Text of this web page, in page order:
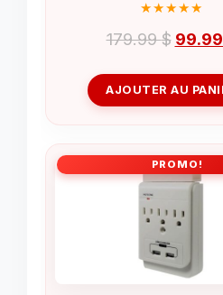
179.99$ Le
initial
99.99
AJOUTER AU
PROMO!